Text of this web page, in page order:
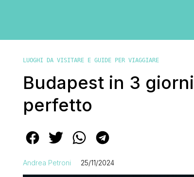
LUOGHI DA VISITARE E GUIDE PER VIAGGIARE
Budapest in 3
perfetto
Andrea Petroni 25/11/2024